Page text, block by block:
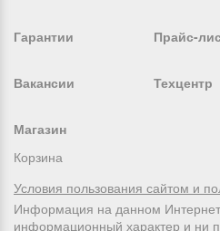
Гарантии Прайс-
Вакансии Техцентр
Магазин
Корзина
Условия пользования сайтом и
Информация на данном
информационный характер и ни